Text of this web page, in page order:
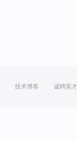
技术博客 诚聘英才